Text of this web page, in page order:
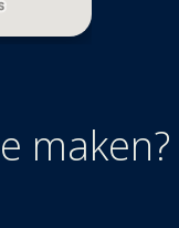
maken?